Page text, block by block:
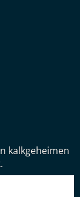
kalkgeheimen